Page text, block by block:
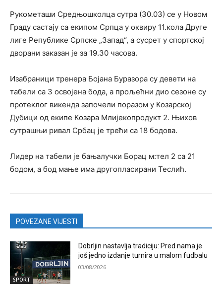
Рукометаши Средњошколца сутра (30.03) се у Новом
Граду састају са екипом Српца у оквиру 11.кола Друге
лиге Републике Српске „Запад“, а сусрет у спортској
дворани заказан је за 19.30 часова.
Изабраници тренера Бојана Буразора су девети на
табели са 3 освојена бода, а прољећни дио сезоне су
протеклог викенда започели поразом у Козарској
Дубици од екипе Козара Млијекопродукт 2. Њихов
сутрашњи ривал Србац је трећи са 18 бодова.
Лидер на табели је бањалучки Борац м:тел 2 са 21
бодом, а бод мање има другопласирани Теслић.
POVEZANE VIJESTI
SPORT
Dobrljin nastavlja tradiciju: Pred nama je
još jedno izdanje turnira u malom fudbalu
03/08/2026